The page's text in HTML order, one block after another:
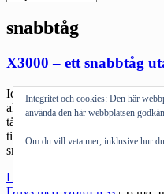
snabbtåg
X3000 – ett snabbtåg
Idag var det dags att ta tåget
aktiviteten under fyra år. Jag
tåg. Jag har haft med SJ att
tid med att försöka utröna hur
snabbtågen X3000. […]
Läs mer
–
Drivs med WordPress |Tema:
Integritet och cookies: Den här
använda den här webbplatsen
Om du vill veta mer, inklusive hur